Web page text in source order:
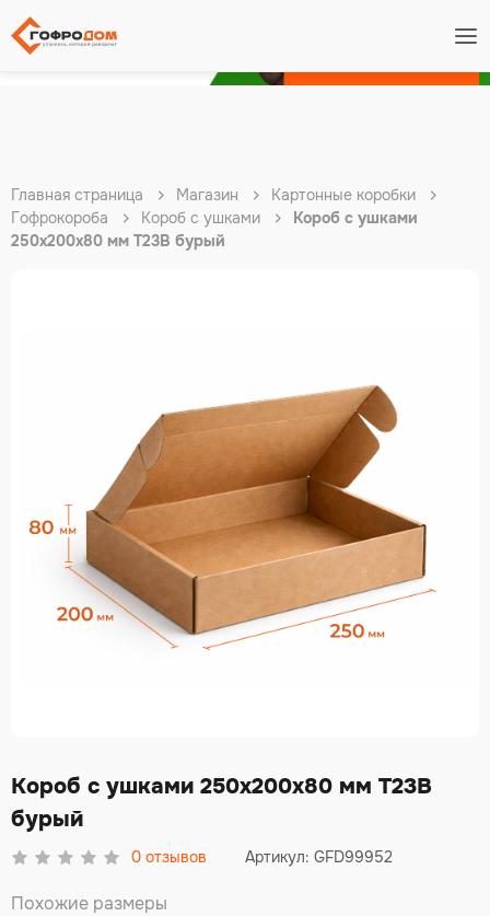
Главная страница Магазин
Картонные коробки
Гофрокороба
Короб с ушками
Короб с ушками
250х200х80 мм Т23В бурый
Короб с ушками 250х200х80 мм Т23В
бурый
0 отзывов Артикул: GFD99952
Похожие размеры